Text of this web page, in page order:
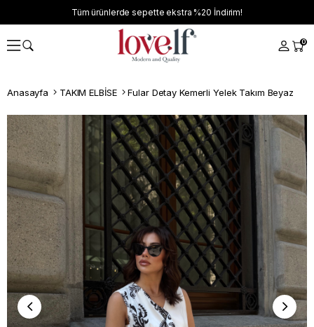
Tüm ürünlerde sepette ekstra %20 İndirim!
0
Anasayfa TAKIM ELBİSE Fular Detay Kemerli Yelek Takım Beyaz